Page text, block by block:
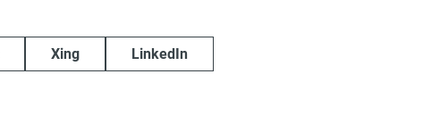
Xing LinkedIn